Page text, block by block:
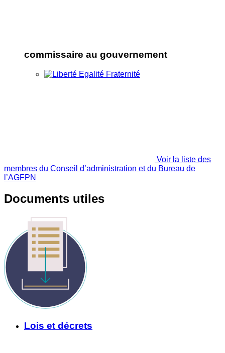
commissaire au gouvernement
Voir la liste des
membres du Conseil d’administration et du Bureau de
l’AGFPN
Documents utiles
Lois et décrets